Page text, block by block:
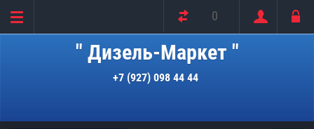
0
" Дизель-Маркет "
+7 (927) 098 44 44